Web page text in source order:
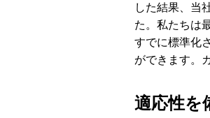
した結果、当
た。私たちは
すでに標準化
ができます。
適応性を